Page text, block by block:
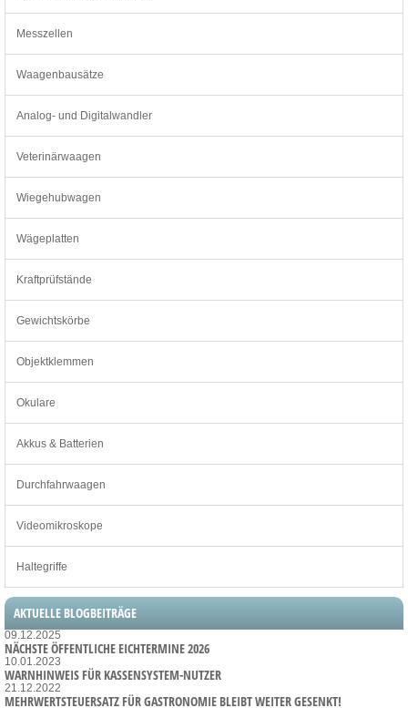
Messzellen
Waagenbausätze
Analog- und Digitalwandler
Veterinärwaagen
Wiegehubwagen
Wägeplatten
Kraftprüfstände
Gewichtskörbe
Objektklemmen
Okulare
Akkus & Batterien
Durchfahrwaagen
Videomikroskope
Haltegriffe
AKTUELLE BLOGBEITRÄGE
09.12.2025
NÄCHSTE ÖFFENTLICHE EICHTERMINE 2026
10.01.2023
WARNHINWEIS FÜR KASSENSYSTEM-NUTZER
21.12.2022
MEHRWERTSTEUERSATZ FÜR GASTRONOMIE BLEIBT WEITER GESENKT!